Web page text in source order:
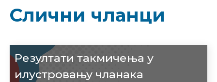
Слични чланци
Резултати такмичења у
илустровању чланака